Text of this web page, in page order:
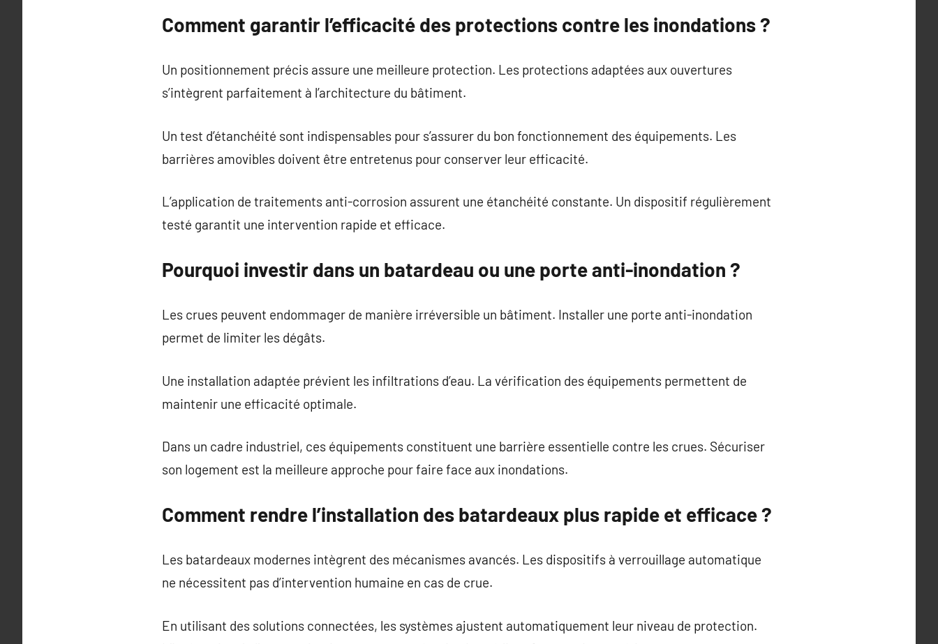
Comment garantir l’efficacité des protections contre les inondations ?
Un positionnement précis assure une meilleure protection. Les protections adaptées aux ouvertures
s’intègrent parfaitement à l’architecture du bâtiment.
Un test d’étanchéité sont indispensables pour s’assurer du bon fonctionnement des équipements. Les
barrières amovibles doivent être entretenus pour conserver leur efficacité.
L’application de traitements anti-corrosion assurent une étanchéité constante. Un dispositif régulièrement
testé garantit une intervention rapide et efficace.
Pourquoi investir dans un batardeau ou une porte anti-inondation ?
Les crues peuvent endommager de manière irréversible un bâtiment. Installer une porte anti-inondation
permet de limiter les dégâts.
Une installation adaptée prévient les infiltrations d’eau. La vérification des équipements permettent de
maintenir une efficacité optimale.
Dans un cadre industriel, ces équipements constituent une barrière essentielle contre les crues. Sécuriser
son logement est la meilleure approche pour faire face aux inondations.
Comment rendre l’installation des batardeaux plus rapide et efficace ?
Les batardeaux modernes intègrent des mécanismes avancés. Les dispositifs à verrouillage automatique
ne nécessitent pas d’intervention humaine en cas de crue.
En utilisant des solutions connectées, les systèmes ajustent automatiquement leur niveau de protection.